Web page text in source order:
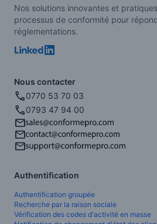
Nos solutions innovantes et
processus de conformité pour
réglementations.
Nous contacter
0770 53 70 03
0793 47 94 00
Authentification
Authentification groupée
Recherche par la raison sociale
Vérification des codes d'activité en masse